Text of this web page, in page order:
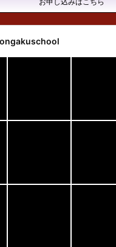
お申し込みはこちら